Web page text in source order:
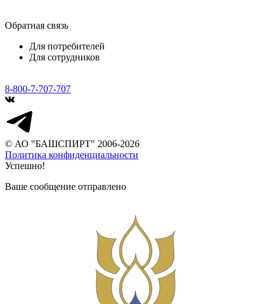
Обратная связь
Для потребителей
Для сотрудников
8-800-7-707-707
© АО "БАШСПИРТ" 2006-2026
Политика конфиденциальности
Успешно!
Ваше сообщение отправлено